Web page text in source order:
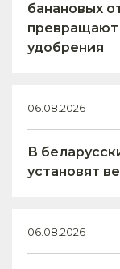
банановых
превращают
удобрения
06.08.2026
В
установят
06.08.2026